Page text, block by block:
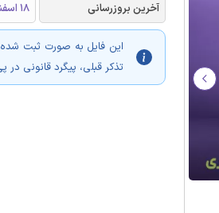
آخرین بروزرسانی
18 اسفند 1403
این فایل به صورت ثبت شده
تذکر قبلی، پیگرد قانونی